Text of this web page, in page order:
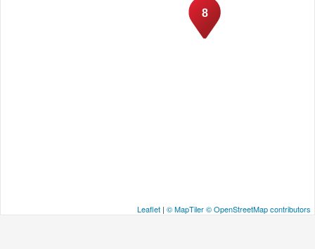
8
Leaflet | © MapTiler© OpenStreetMap contributors